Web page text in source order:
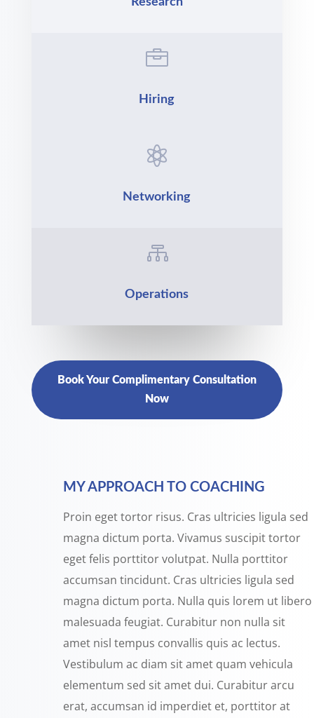

Hiring

Networking

Operations
Book Your Complimentary Consultation
Now
MY APPROACH TO COACHING
Proin eget tortor risus. Cras ultricies ligula sed
magna dictum porta. Vivamus suscipit tortor
eget felis porttitor volutpat. Nulla porttitor
accumsan tincidunt. Cras ultricies ligula sed
magna dictum porta. Nulla quis lorem ut libero
malesuada feugiat. Curabitur non nulla sit
amet nisl tempus convallis quis ac lectus.
Vestibulum ac diam sit amet quam vehicula
elementum sed sit amet dui. Curabitur arcu
erat, accumsan id imperdiet et, porttitor at